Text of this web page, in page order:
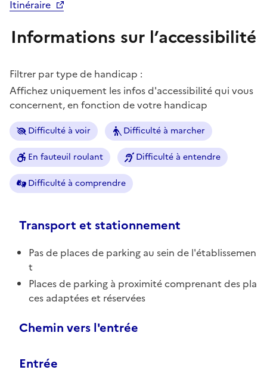
Itinéraire
Informations sur l’accessibilité
Filtrer par type de handicap :
Affichez uniquement les infos d'accessibilité qui vous
concernent, en fonction de votre handicap
Difficulté à voir Difficulté à marcher
En fauteuil roulant Difficulté à entendre
Difficulté à comprendre
Transport et stationnement
Pas de places de parking au sein de l'établissemen
t
Places de parking à proximité comprenant des pla
ces adaptées et réservées
Chemin vers l'entrée
Entrée